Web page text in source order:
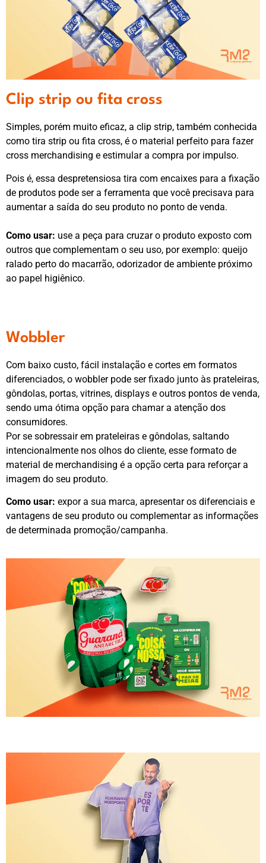
Clip strip ou fita cross
Simples, porém muito eficaz, a clip strip, também conhecida
como tira strip ou fita cross, é o material perfeito para fazer
cross merchandising e estimular a compra por impulso.
Pois é, essa despretensiosa tira com encaixes para a fixação
de produtos pode ser a ferramenta que você precisava para
aumentar a saída do seu produto no ponto de venda.
Como usar: use a peça para cruzar o produto exposto com
outros que complementam o seu uso, por exemplo: queijo
ralado perto do macarrão, odorizador de ambiente próximo
ao papel higiênico.
Wobbler
Com baixo custo, fácil instalação e cortes em formatos
diferenciados, o wobbler pode ser fixado junto às prateleiras,
gôndolas, portas, vitrines, displays e outros pontos de venda,
sendo uma ótima opção para chamar a atenção dos
consumidores.
Por se sobressair em prateleiras e gôndolas, saltando
intencionalmente nos olhos do cliente, esse formato de
material de merchandising é a opção certa para reforçar a
imagem do seu produto.
Como usar: expor a sua marca, apresentar os diferenciais e
vantagens de seu produto ou complementar as informações
de determinada promoção/campanha.